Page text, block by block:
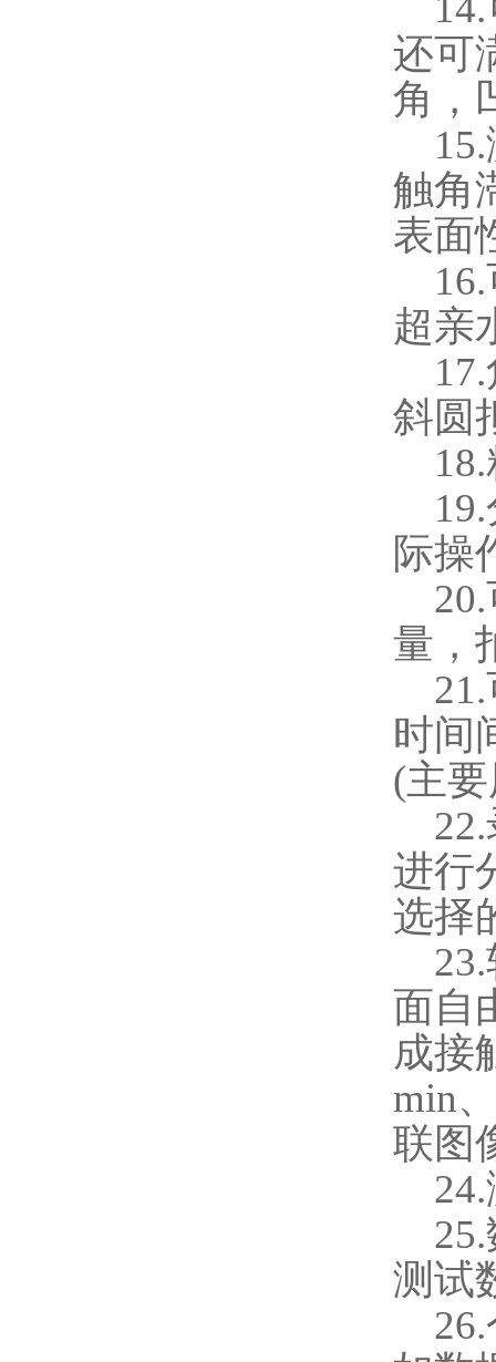
还可
角，
15.
触角
表面
16.
超亲
17.
斜圆
18.
19.
际操
20.
量，
21.
时间
(主
22.
进行
选择
23.
面自
成接
min
联图
24.
25.
测试
26.